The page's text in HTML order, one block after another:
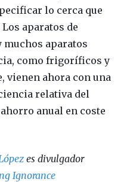
lo cerca que
aparatos de
muchos aparatos
como frigoríficos y
vienen ahora con una
relativa del
anual en coste
es divulgador
Ignorance